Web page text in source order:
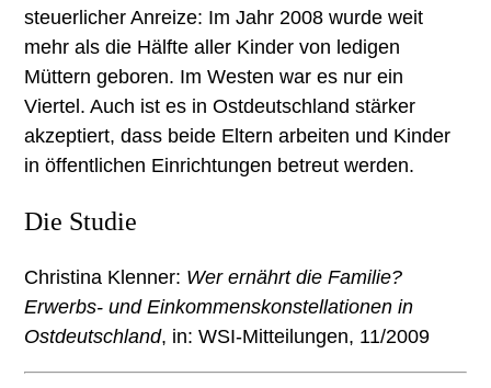
steuerlicher Anreize: Im Jahr 2008 wurde weit
mehr als die Hälfte aller Kinder von ledigen
Müttern geboren. Im Westen war es nur ein
Viertel. Auch ist es in Ostdeutschland stärker
akzeptiert, dass beide Eltern arbeiten und Kinder
in öffentlichen Einrichtungen betreut werden.
Die Studie
Christina Klenner: Wer ernährt die Familie?
Erwerbs- und Einkommenskonstellationen in
Ostdeutschland, in: WSI-Mitteilungen, 11/2009